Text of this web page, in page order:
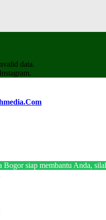
data.
siap membantu Anda,